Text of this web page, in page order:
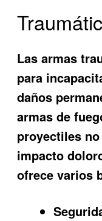
Las armas
para
daños
armas de
proyectiles
impacto
ofrece varios